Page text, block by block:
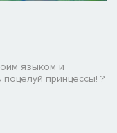
языком и
принцессы! ?